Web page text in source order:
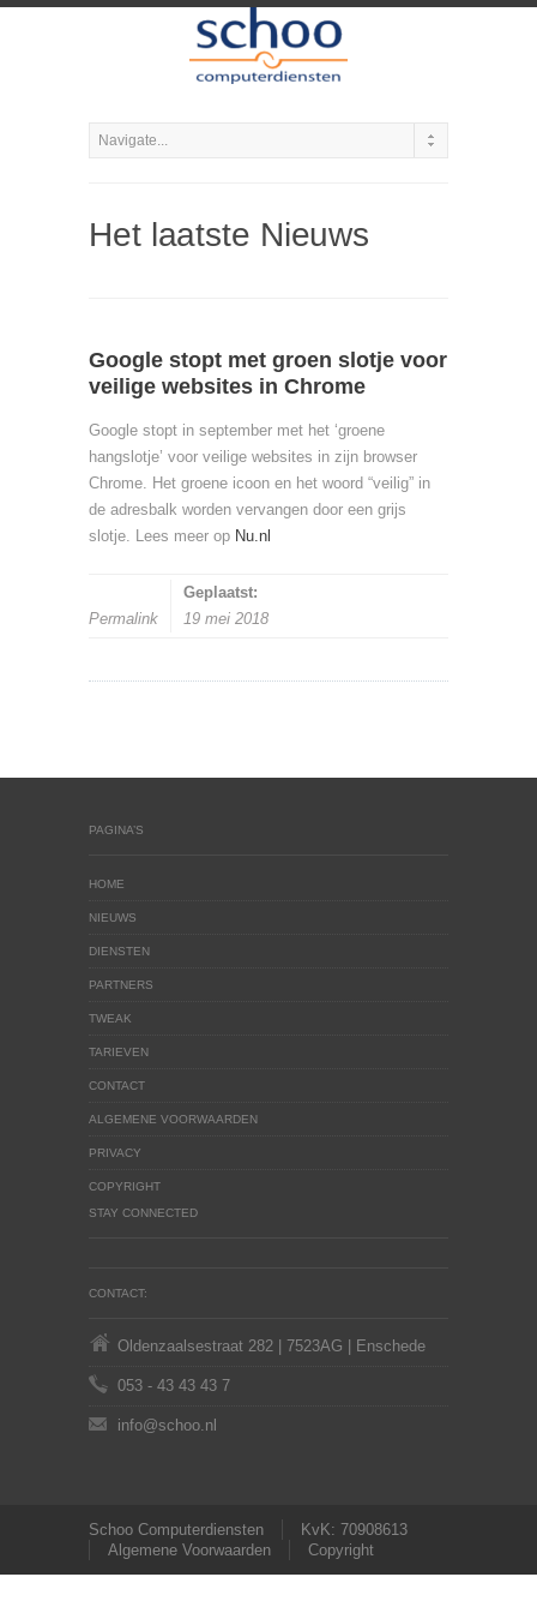
Het laatste Nieuws
Google stopt met groen slotje voor
veilige websites in Chrome
Google stopt in september met het ‘groene
hangslotje’ voor veilige websites in zijn browser
Chrome. Het groene icoon en het woord “veilig” in
de adresbalk worden vervangen door een grijs
slotje. Lees meer op Nu.nl
Permalink
Geplaatst:
19 mei 2018
PAGINA’S
HOME
NIEUWS
DIENSTEN
PARTNERS
TWEAK
TARIEVEN
CONTACT
ALGEMENE VOORWAARDEN
PRIVACY
COPYRIGHT
STAY CONNECTED
CONTACT:
Oldenzaalsestraat 282 | 7523AG | Enschede
053 - 43 43 43 7
info@schoo.nl
Schoo Computerdiensten
KvK: 70908613
Algemene Voorwaarden
Copyright